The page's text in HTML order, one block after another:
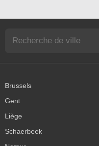
Brussels
Gent
Liège
Schaerbeek